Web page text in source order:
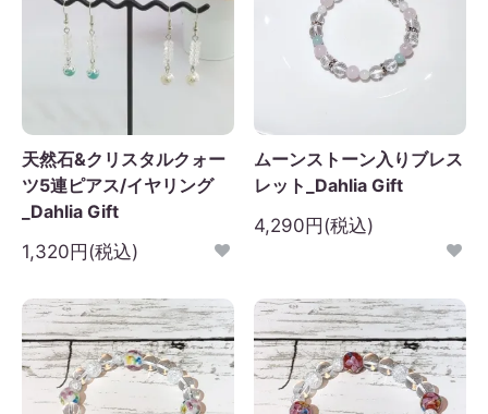
天然石&クリスタルクォー
ツ5連ピアス/イヤリング
_Dahlia Gift
1,320円(税込)
ムーンストーン入りブレス
レット_Dahlia Gift
4,290円(税込)